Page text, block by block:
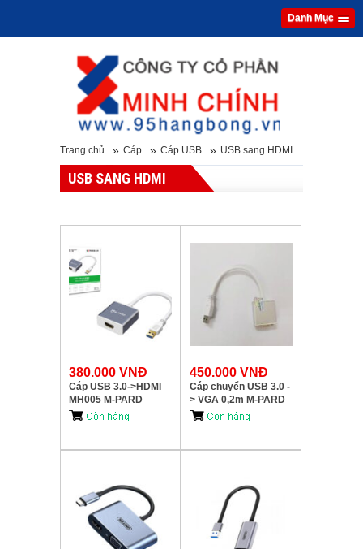
Danh Mục
Trang chủ » Cáp » Cáp USB » USB sang HDMI
USB SANG HDMI
380.000 VNĐ
Cáp USB 3.0->HDMI
MH005 M-PARD
450.000 VNĐ
Cáp chuyển USB 3.0 -
> VGA 0,2m M-PARD
MH003